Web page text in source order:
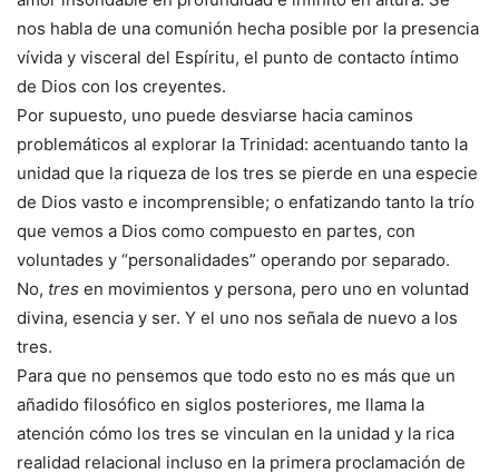
nos habla de una comunión hecha posible por la presencia
vívida y visceral del Espíritu, el punto de contacto íntimo
de Dios con los creyentes.
Por supuesto, uno puede desviarse hacia caminos
problemáticos al explorar la Trinidad: acentuando tanto la
unidad que la riqueza de los tres se pierde en una especie
de Dios vasto e incomprensible; o enfatizando tanto la trío
que vemos a Dios como compuesto en partes, con
voluntades y “personalidades” operando por separado.
No, tres en movimientos y persona, pero uno en voluntad
divina, esencia y ser. Y el uno nos señala de nuevo a los
tres.
Para que no pensemos que todo esto no es más que un
añadido filosófico en siglos posteriores, me llama la
atención cómo los tres se vinculan en la unidad y la rica
realidad relacional incluso en la primera proclamación de